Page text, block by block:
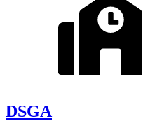
DSGA